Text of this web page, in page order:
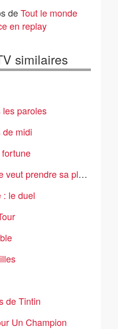
deTout le monde
en replay
similaires
les paroles
de midi
prendre sa place
: le duel
de Tintin
Un Champion